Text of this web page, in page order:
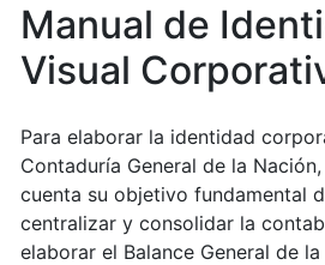
Manual de
Visual
Para elaborar la identidad
Contaduría General de la
cuenta su objetivo fundamental
centralizar y consolidar la
elaborar el Balance General de